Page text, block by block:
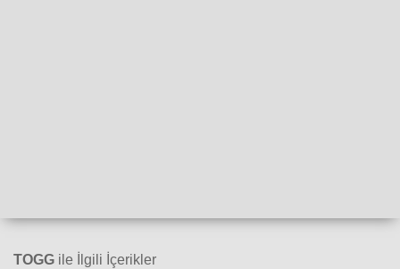
TOGG ile İlgili İçerikler